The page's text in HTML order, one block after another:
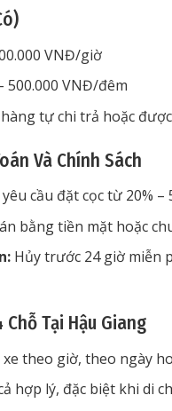
VNĐ/giờ
500.000 VNĐ/đêm
tự chi trả hoặc
Và Chính Sách
cầu đặt cọc từ 20% –
bằng tiền mặt hoặc
Hủy trước 24 giờ miễn
Tại Hậu Giang
theo giờ, theo ngày
hợp lý, đặc biệt khi di